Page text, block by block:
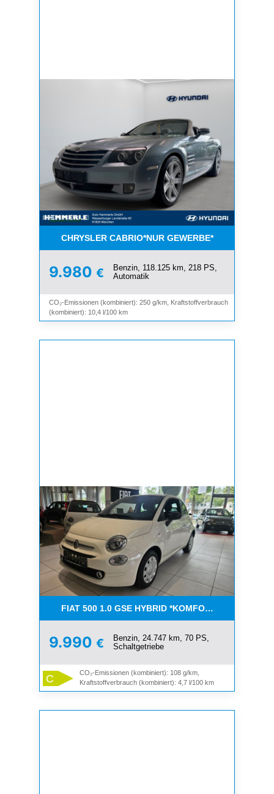
CHRYSLER CABRIO*NUR GEWERBE*
9.980 €
Benzin, 118.125 km, 218 PS,
Automatik
CO₂-Emissionen (kombiniert): 250 g/km, Kraftstoffverbrauch
(kombiniert): 10,4 l/100 km
FIAT 500 1.0 GSE HYBRID *KOMFORT PAKET*CAR-
9.990 €
Benzin, 24.747 km, 70 PS,
Schaltgetriebe
C
CO₂-Emissionen (kombiniert): 108 g/km,
Kraftstoffverbrauch (kombiniert): 4,7 l/100 km